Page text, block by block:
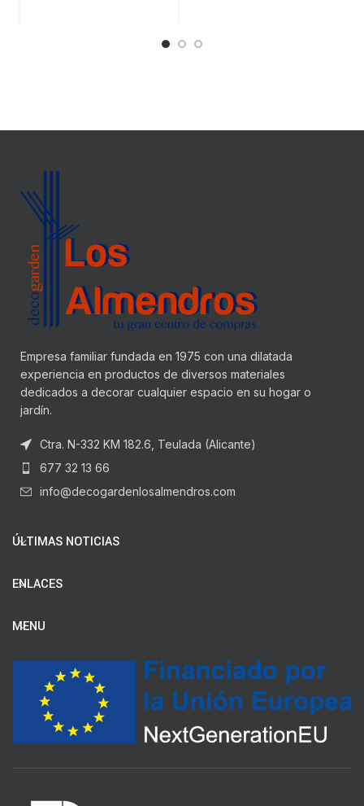
Empresa familiar fundada en 1975 con una dilatada
experiencia en productos de diversos materiales
dedicados a decorar cualquier espacio en su hogar o
jardín.
Ctra. N-332 KM 182.6, Teulada (Alicante)
677 32 13 66
info@decogardenlosalmendros.com
ÚLTIMAS NOTICIAS
ENLACES
MENU